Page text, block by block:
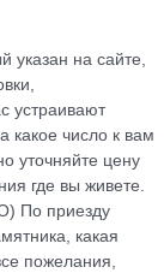
указан на сайте,
устраивают
какое число к вам
уточняйте цену
где вы живете.
По приезду
какая
пожелания,